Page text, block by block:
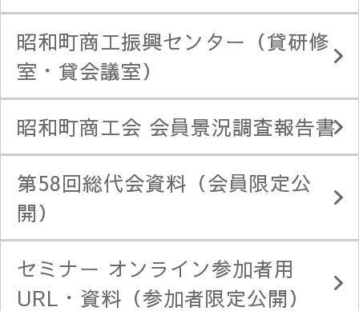
昭和町商工振興センター（貸研修
室・貸会議室）
昭和町商工会 会員景況調査報告書
第58回総代会資料（会員限定公
開）
セミナー オンライン参加者用
URL・資料（参加者限定公開）